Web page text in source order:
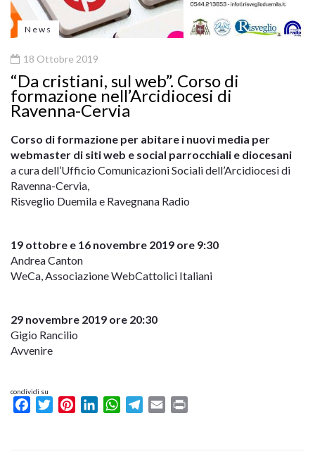
News
18 Ottobre 2019
“Da cristiani, sul web”. Corso di
formazione nell’Arcidiocesi di
Ravenna-Cervia
Corso di formazione per abitare i nuovi media per
webmaster di siti web e social parrocchiali e diocesani
a cura dell’Ufficio Comunicazioni Sociali dell’Arcidiocesi di
Ravenna-Cervia,
Risveglio Duemila e Ravegnana Radio
19 ottobre e 16 novembre 2019 ore 9:30
Andrea Canton
WeCa, Associazione WebCattolici Italiani
29 novembre 2019 ore 20:30
Gigio Rancilio
Avvenire
condividi su
FacebookTwitterPinterestLinkedInWhatsAppTelegram
Email